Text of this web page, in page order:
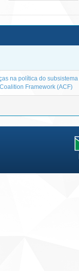
na política do
Framework (ACF)